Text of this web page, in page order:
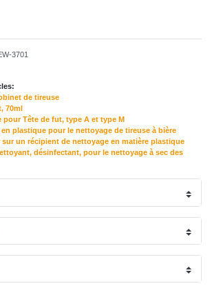
3701
de tireuse
70ml
pour Tête de fut, type A et type M
plastique pour le nettoyage de tireuse à bière
sur un récipient de nettoyage en matière plastique
désinfectant, pour le nettoyage à sec des